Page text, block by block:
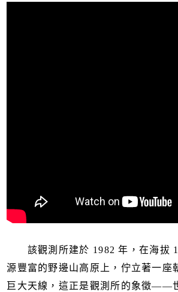
該觀測所建於 1982 年，在海拔
源豐富的野邊山高原上，佇立著一座
巨大天線，這正是觀測所的象徵——